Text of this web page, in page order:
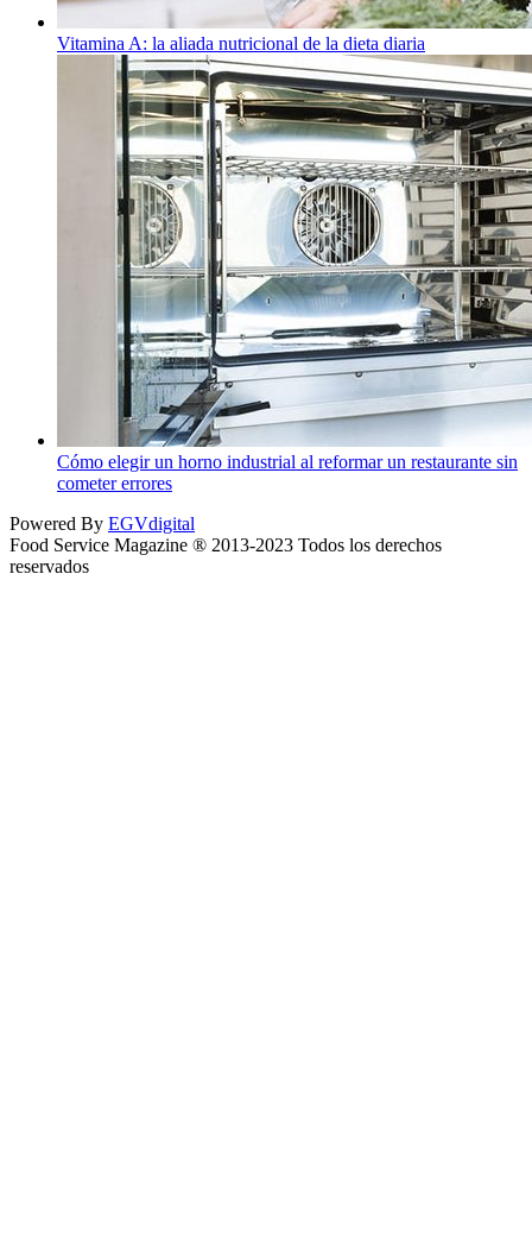
Vitamina A: la aliada nutricional de la dieta diaria
Cómo elegir un horno industrial al reformar un restaurante sin
cometer errores
Powered By EGVdigital
Food Service Magazine ® 2013-2023 Todos los derechos
reservados